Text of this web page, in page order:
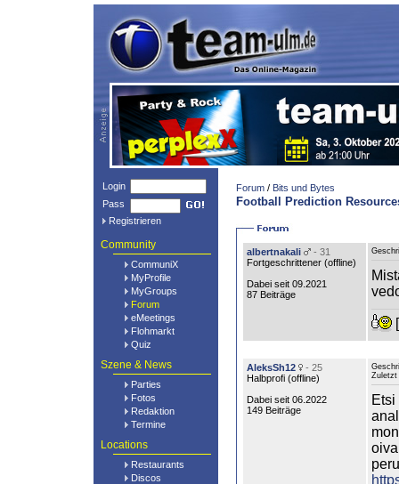
Login
Pass
Registrieren
Community
CommuniX
MyProfile
MyGroups
Forum
eMeetings
Flohmarkt
Quiz
Szene & News
Parties
Fotos
Redaktion
Termine
Locations
Restaurants
Discos
Forum / Bits und Bytes
Football Prediction
albertnakali
- 31
Fortgeschrittener (offline)
Dabei seit 09.2021
87 Beiträge
[
AleksSh12
- 25
Halbprofi (offline)
Dabei seit 06.2022
149 Beiträge